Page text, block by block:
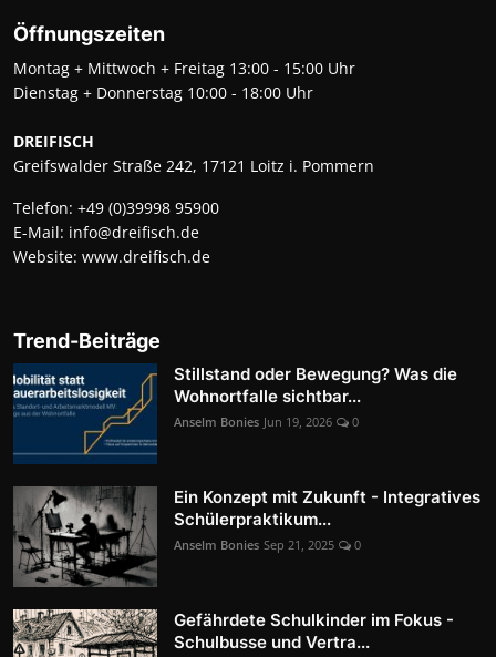
Öffnungszeiten
Montag + Mittwoch + Freitag 13:00 - 15:00 Uhr
Dienstag + Donnerstag 10:00 - 18:00 Uhr
DREIFISCH
Greifswalder Straße 242, 17121 Loitz i. Pommern
Telefon: +49 (0)39998 95900
E-Mail: info@dreifisch.de
Website: www.dreifisch.de
Trend-Beiträge
Stillstand oder Bewegung? Was die
Wohnortfalle sichtbar...
Anselm Bonies Jun 19, 2026 0
Ein Konzept mit Zukunft - Integratives
Schülerpraktikum...
Anselm Bonies Sep 21, 2025 0
Gefährdete Schulkinder im Fokus -
Schulbusse und Vertra...